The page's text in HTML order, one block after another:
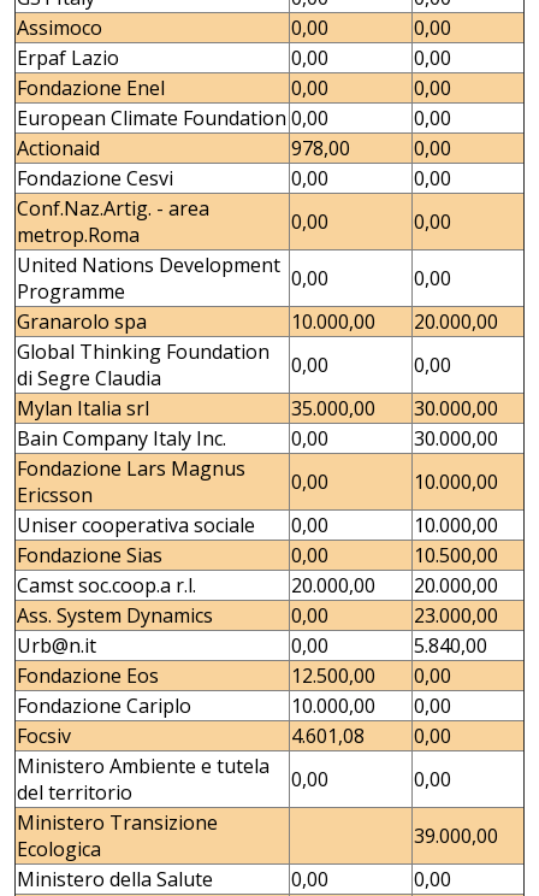
Assimoco
0,00
0,00
Erpaf Lazio
0,00
0,00
Fondazione Enel
0,00
0,00
European Climate Foundation 0,00
0,00
Actionaid
978,00
0,00
Fondazione Cesvi
0,00
0,00
Conf.Naz.Artig. - area
metrop.Roma
0,00
0,00
United Nations Development
Programme
0,00
0,00
Granarolo spa
10.000,00
20.000,00
Global Thinking Foundation
di Segre Claudia
0,00
0,00
Mylan Italia srl
35.000,00
30.000,00
Bain Company Italy Inc.
0,00
30.000,00
Fondazione Lars Magnus
Ericsson
0,00
10.000,00
Uniser cooperativa sociale
0,00
10.000,00
Fondazione Sias
0,00
10.500,00
Camst soc.coop.a r.l.
20.000,00
20.000,00
Ass. System Dynamics
0,00
23.000,00
Urb@n.it
0,00
5.840,00
Fondazione Eos
12.500,00
0,00
Fondazione Cariplo
10.000,00
0,00
Focsiv
4.601,08
0,00
Ministero Ambiente e tutela
del territorio
0,00
0,00
Ministero Transizione
Ecologica
39.000,00
Ministero della Salute
0,00 0,00